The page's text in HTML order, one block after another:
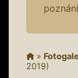
»
2019)